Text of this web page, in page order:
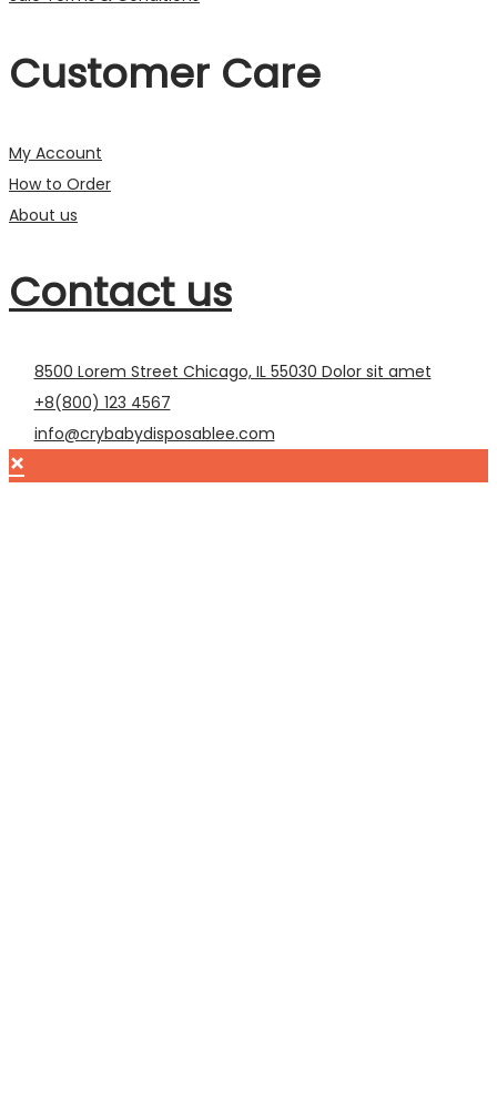
Customer Care
My Account
How to Order
About us
Contact us
8500 Lorem Street Chicago, IL 55030 Dolor sit amet
+8(800) 123 4567
info@crybabydisposablee.com
×